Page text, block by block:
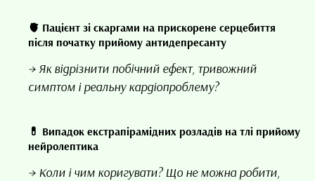
🫀 Пацієнт зі скаргами на прискорене серцебиття
після початку прийому антидепресанту
→ Як відрізнити побічний ефект, тривожний
симптом і реальну кардіопроблему?
💊 Випадок екстрапірамідних розладів на тлі прийому
нейролептика
→ Коли і чим коригувати? Що не можна робити,